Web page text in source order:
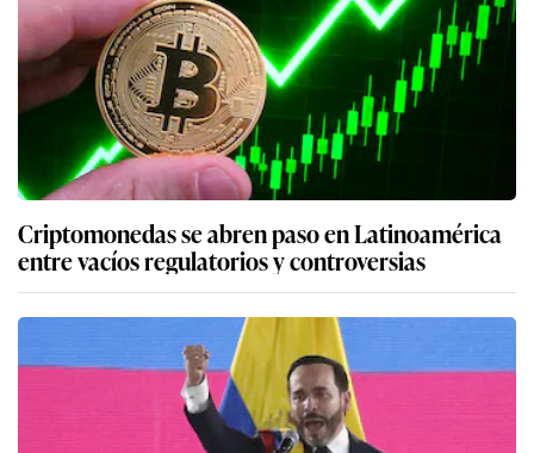
Criptomonedas se abren paso en Latinoamérica
entre vacíos regulatorios y controversias